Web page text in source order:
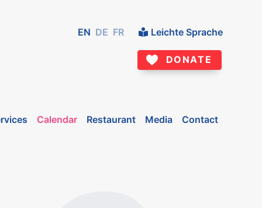
EN DE FR Leichte Sprache
DONATE
Calendar Restaurant Media Contact